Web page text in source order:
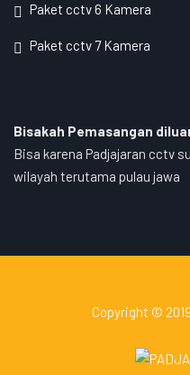
Paket cctv 6 Kamera
Paket cctv 7 Kamera
Bisakah Pemasangan
Bisa karena Padjajaran cctv
wilayah terutama pulau jawa
Copyright ©